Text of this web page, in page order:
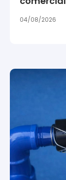
04/08/2026